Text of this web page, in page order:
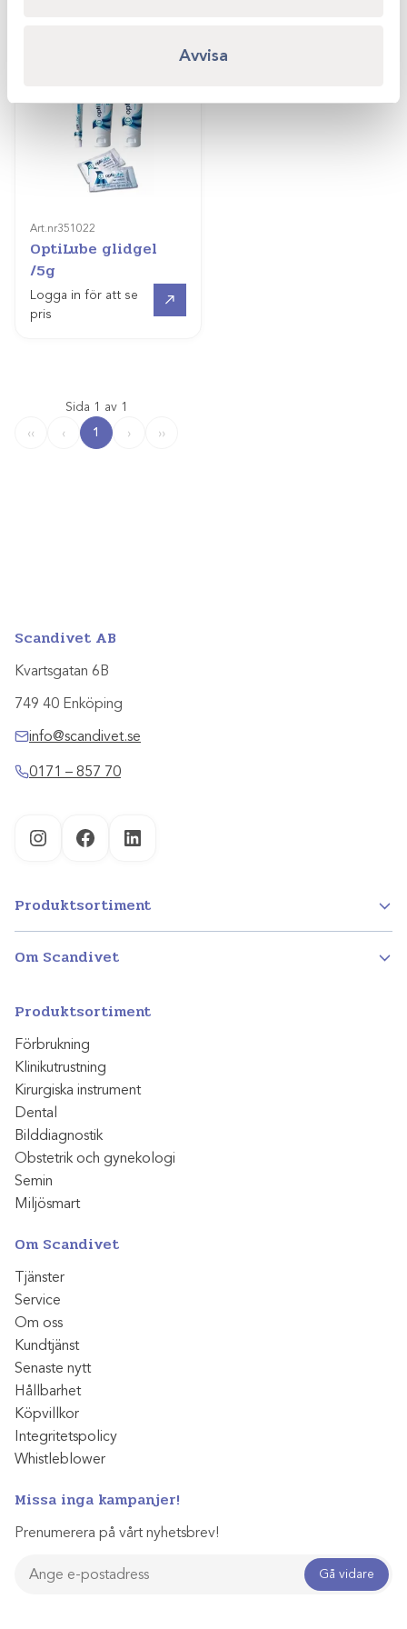
Avvisa
Art.nr351022
OptiLube glidgel
/5g
Logga in för att se
pris
Sida 1 av 1
‹‹
‹ 1 › ››
Scandivet AB
Kvartsgatan 6B
749 40 Enköping
info@scandivet.se
0171 – 857 70
InstagramFacebookLinkedIn
Produktsortiment
Om Scandivet
Produktsortiment
Förbrukning
Klinikutrustning
Kirurgiska instrument
Dental
Bilddiagnostik
Obstetrik och gynekologi
Semin
Miljösmart
Om Scandivet
Tjänster
Service
Om oss
Kundtjänst
Senaste nytt
Hållbarhet
Köpvillkor
Integritetspolicy
Whistleblower
Missa inga kampanjer!
Prenumerera på vårt nyhetsbrev!
Gå vidare